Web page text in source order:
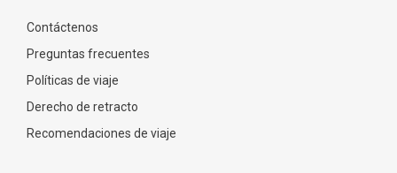
Contáctenos
Preguntas frecuentes
Políticas de viaje
Derecho de retracto
Recomendaciones de viaje